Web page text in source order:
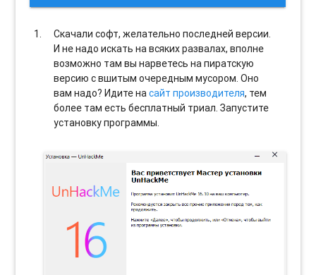
Скачали софт, желательно последней версии.
И не надо искать на всяких развалах, вполне
возможно там вы нарветесь на пиратскую
версию с вшитым очередным мусором. Оно
вам надо? Идите насайт производителя, тем
более там есть бесплатный триал. Запустите
установку программы.